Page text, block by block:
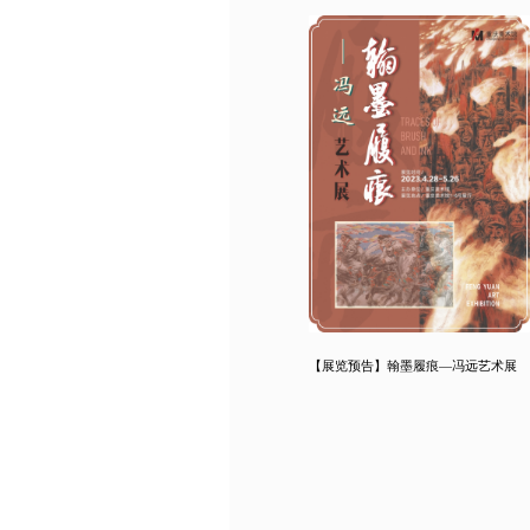
【展览预告】翰墨履痕—冯远艺术展